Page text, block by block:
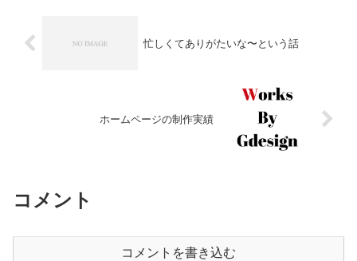
忙しくてありがたいな〜という話
ホームページの制作実績
コメント
コメントを書き込む